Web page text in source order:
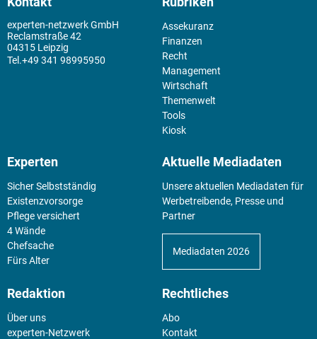
experten-netzwerk GmbH
Reclamstraße 42
04315 Leipzig
+49 341 98995950
Assekuranz
Finanzen
Recht
Management
Wirtschaft
Themenwelt
Tools
Kiosk
Experten
Sicher Selbstständig
Existenz­vorsorge
Pflege versichert
4 Wände
Chefsache
Fürs Alter
Aktuelle Mediadaten
Unsere aktuellen Mediadaten für
Werbetreibende, Presse und
Partner
Mediadaten 2026
Redaktion
Über uns
experten-Netzwerk
Rechtliches
Abo
Kontakt